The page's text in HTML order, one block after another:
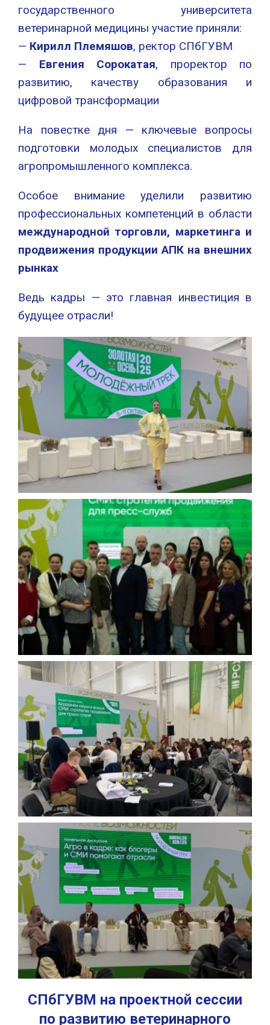
государственного университета
ветеринарной медицины участие приняли:
— Кирилл Племяшов, ректор СПбГУВМ
— Евгения Сорокатая, проректор по
развитию, качеству образования и
цифровой трансформации
На повестке дня — ключевые вопросы
подготовки молодых специалистов для
агропромышленного комплекса.
Особое внимание уделили развитию
профессиональных компетенций в области
международной торговли, маркетинга и
продвижения продукции АПК на внешних
рынках
Ведь кадры — это главная инвестиция в
будущее отрасли!
СПбГУВМ на проектной сессии
по развитию ветеринарного